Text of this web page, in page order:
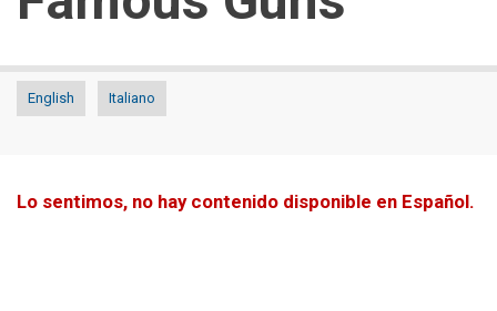
English Italiano
Lo sentimos, no hay contenido disponible en Español.